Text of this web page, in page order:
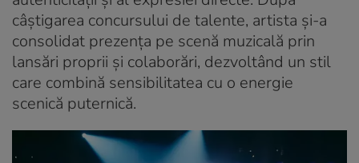
câștigarea concursului de talente, artista și-a
consolidat prezența pe scenă muzicală prin
lansări proprii și colaborări, dezvoltând un stil
care combină sensibilitatea cu o energie
scenică puternică.